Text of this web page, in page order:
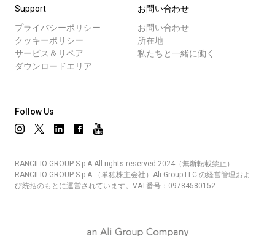
Support
プライバシーポリシー
クッキーポリシー
サービス＆リペア
ダウンロードエリア
お問い合わせ
お問い合わせ
所在地
私たちと一緒に働く
Follow Us
RANCILIO GROUP S.p.A.All rights reserved 2024（無断転載禁止）
RANCILIO GROUP S.p.A.（単独株主会社）Ali Group LLC の経営管理およ
び統括のもとに運営されています。VAT番号：09784580152